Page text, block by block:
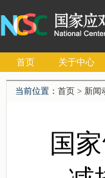
首页 关于中心
当前位置： 首页 > 新闻
国